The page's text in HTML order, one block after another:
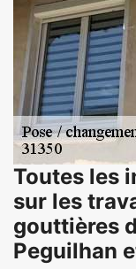
Toutes les
sur les
gouttières
Peguilhan